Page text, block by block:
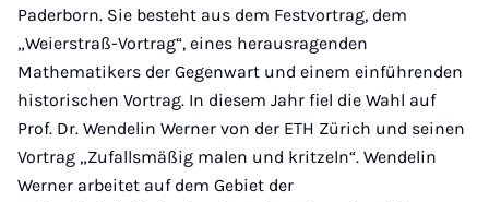
Paderborn. Sie besteht aus dem Festvortrag, dem
„Weierstraß-Vortrag“, eines herausragenden
Mathematikers der Gegenwart und einem einführenden
historischen Vortrag. In diesem Jahr fiel die Wahl auf
Prof. Dr. Wendelin Werner von der ETH Zürich und seinen
Vortrag „Zufallsmäßig malen und kritzeln“. Wendelin
Werner arbeitet auf dem Gebiet der